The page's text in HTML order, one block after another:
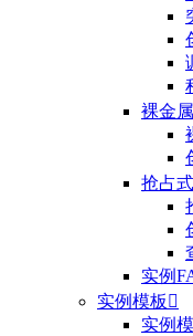
裸金
抢占
实例
实例模板 
实例